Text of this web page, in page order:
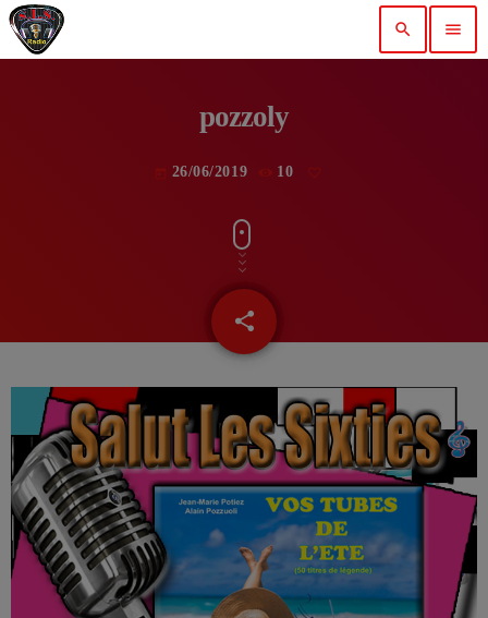
search menu
pozzoly
26/06/2019 10
share
email